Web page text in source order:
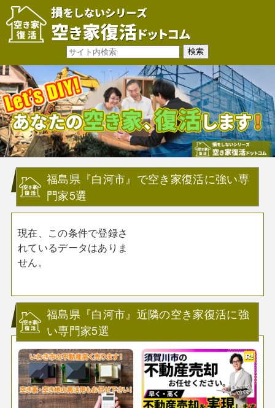
福島県『白河市』で空き家復活に強い専
門家5選
現在、この条件で登録さ
れているデータはありま
せん。
福島県『白河市』近隣の空き家復活に強
い専門家5選